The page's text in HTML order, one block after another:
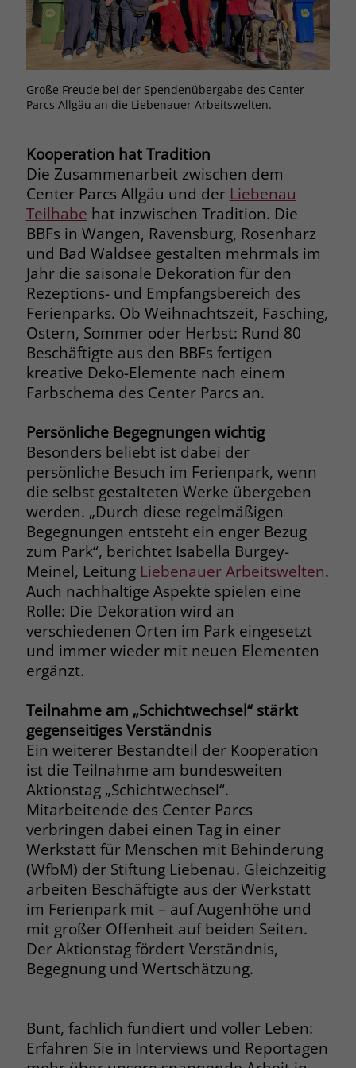
Große Freude bei der Spendenübergabe des Center
Parcs Allgäu an die Liebenauer Arbeitswelten.
Kooperation hat Tradition
Die Zusammenarbeit zwischen dem
Center Parcs Allgäu und der Liebenau
Teilhabe hat inzwischen Tradition. Die
BBFs in Wangen, Ravensburg, Rosenharz
und Bad Waldsee gestalten mehrmals im
Jahr die saisonale Dekoration für den
Rezeptions- und Empfangsbereich des
Ferienparks. Ob Weihnachtszeit, Fasching,
Ostern, Sommer oder Herbst: Rund 80
Beschäftigte aus den BBFs fertigen
kreative Deko-Elemente nach einem
Farbschema des Center Parcs an.
Persönliche Begegnungen wichtig
Besonders beliebt ist dabei der
persönliche Besuch im Ferienpark, wenn
die selbst gestalteten Werke übergeben
werden. „Durch diese regelmäßigen
Begegnungen entsteht ein enger Bezug
zum Park“, berichtet Isabella Burgey-
Meinel, Leitung Liebenauer Arbeitswelten.
Auch nachhaltige Aspekte spielen eine
Rolle: Die Dekoration wird an
verschiedenen Orten im Park eingesetzt
und immer wieder mit neuen Elementen
ergänzt.
Teilnahme am „Schichtwechsel“ stärkt
gegenseitiges Verständnis
Ein weiterer Bestandteil der Kooperation
ist die Teilnahme am bundesweiten
Aktionstag „Schichtwechsel“.
Mitarbeitende des Center Parcs
verbringen dabei einen Tag in einer
Werkstatt für Menschen mit Behinderung
(WfbM) der Stiftung Liebenau. Gleichzeitig
arbeiten Beschäftigte aus der Werkstatt
im Ferienpark mit – auf Augenhöhe und
mit großer Offenheit auf beiden Seiten.
Der Aktionstag fördert Verständnis,
Begegnung und Wertschätzung.
Bunt, fachlich fundiert und voller Leben:
Erfahren Sie in Interviews und Reportagen
Name PHPSESSID
Anbieter stiftung-liebenau.de
Laufzeit Session
Zweck
allen Seitenanfragen bei.
Name cookie_optin
Anbieter www.stiftung-liebenau.de
Laufzeit 1 Monat
Zweck
Behält die Zustimmung des Benutzers
zum Cookie Opt-In
Name __cf_bm
Laufzeit 30 Minuten
Zweck
This cookie, set by Cloudflare, is used to
support Cloudflare Bot Management.
Name JSessionID
Anbieter jobs.stiftung-liebenau.de
Laufzeit Session
Zweck
Behält die Zustände des Benutzers bei
Zweck
Browsers und die Einstellungen
exklusiv für diese Website zu speichern.
Dadurch wird gewährleistet, dass
Aktionen, die bei späteren Besuchen
derselben Website durchgeführt
werden, mit derselben
Name _clsk
Anbieter www.clarity.ms
Laufzeit 1 Jahr
Zweck
Microsoft Clarity setzt dieses Cookie,
um die Seitenaufrufe eines Benutzers
zu speichern und in einer einzigen
Sitzungsaufzeichnung
zusammenzufassen.
Name _gcl_au
Anbieter Google Ads
Laufzeit 90 Tage
Zweck Enthält eine zufallsgenerierte User-ID.
Name _gcl_aw
Anbieter Google Ads
Laufzeit 90 Tage
Zweck
Dieses Cookie wird gesetzt, wenn ein
Es enthält Informationen darüber,
welche Werbeanzeige geklickt wurde,
sodass erzielte Erfolge wie z.B.
Bestellungen oder Kontaktanfragen der
Anzeige zugewiesen werden können.
Name _gcl_dc
Anbieter Google Ads
Laufzeit 90 Tage
Dieses Cookie wird gesetzt, wenn ein
User über einen Klick auf eine Google
Werbeanzeige auf die Website gelangt.
Es enthält Informationen darüber,
Bestellungen oder Kontaktanfragen der
Anzeige zugewiesen werden können.